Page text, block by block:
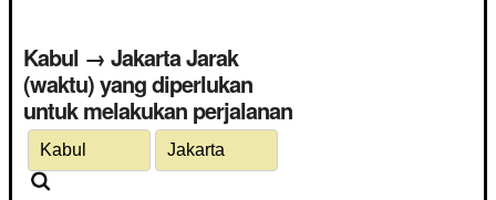
Kabul → Jakarta Jarak
(waktu) yang diperlukan
untuk melakukan perjalanan